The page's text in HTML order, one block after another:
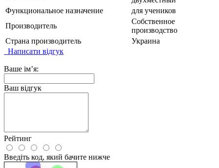
Функциональное назначение
для учеников
Производитель
Собственное
производство
Страна производитель
Украина
Написати відгук
Ваше ім’я:
Ваш відгук
Рейтинг
Введіть код, який бачите нижче